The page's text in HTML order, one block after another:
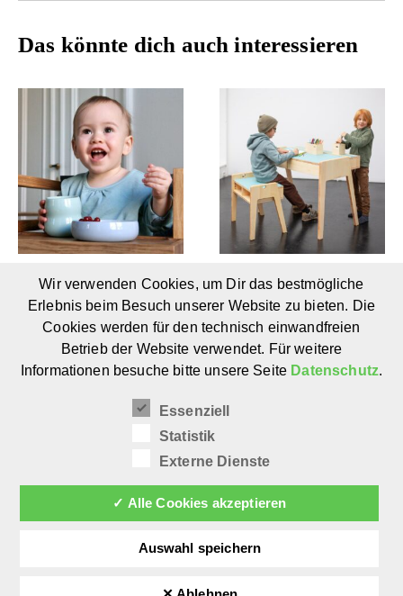
Das könnte dich auch interessieren
Kindergeschirr-Set
Porzellan von
ZAUNKÖNIG & Studio
Spolek (ab 1 Jahr)
Janne & Bente von
Lenaturel:
Mitwachsender
Schreibtisch & Hocker
für Kinder (ab 5 Jahre)
Wir verwenden Cookies, um Dir das bestmögliche
Erlebnis beim Besuch unserer Website zu bieten. Die
Cookies werden für den technisch einwandfreien
Betrieb der Website verwendet. Für weitere
Informationen besuche bitte unsere Seite Datenschutz.
Essenziell
Statistik
Externe Dienste
✓ Alle Cookies akzeptieren
Auswahl speichern